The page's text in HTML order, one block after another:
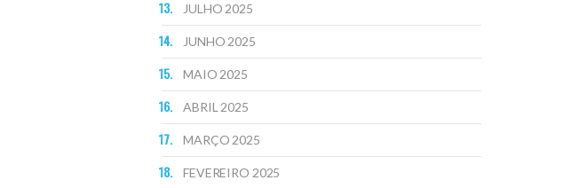
JULHO 2025
JUNHO 2025
MAIO 2025
ABRIL 2025
MARÇO 2025
FEVEREIRO 2025